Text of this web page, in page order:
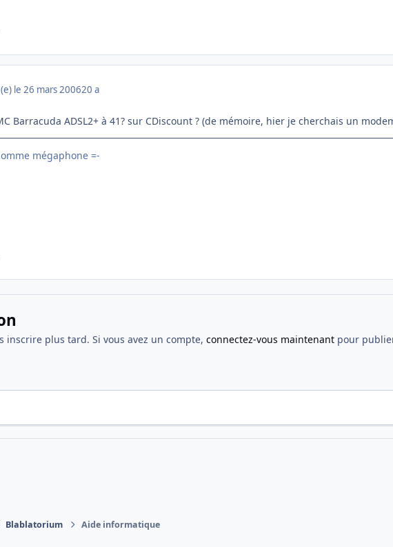
le 26 mars 200620 a
Barracuda ADSL2+ à 41? sur CDiscount ? (de mémoire, hier je cherchais un
mégaphone =-
plus tard. Si vous avez un compte, connectez-vous maintenantpour
Blablatorium Aide informatique